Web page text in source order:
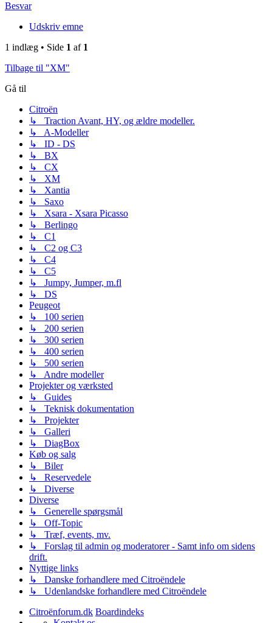
Besvar
Udskriv emne
1 indlæg • Side 1 af 1
Tilbage til "XM"
Gå til
Citroën
↳ Traction Avant, HY, og ældre modeller.
↳ A-Modeller
↳ ID - DS
↳ BX
↳ CX
↳ XM
↳ Xantia
↳ Saxo
↳ Xsara - Xsara Picasso
↳ Berlingo
↳ C1
↳ C2 og C3
↳ C4
↳ C5
↳ Jumpy, Jumper, m.fl
↳ DS
Peugeot
↳ 100 serien
↳ 200 serien
↳ 300 serien
↳ 400 serien
↳ 500 serien
↳ Andre modeller
Projekter og værksted
↳ Guides
↳ Teknisk dokumentation
↳ Projekter
↳ Galleri
↳ DiagBox
Køb og salg
↳ Biler
↳ Reservedele
↳ Diverse
Diverse
↳ Generelle spørgsmål
↳ Off-Topic
↳ Træf, events, mv.
↳ Forslag til admin og moderatorer - Samt info om sidens
drift.
Nyttige links
↳ Danske forhandlere med Citroëndele
↳ Udenlandske forhandlere med Citroëndele
Citroënforum.dk Boardindeks